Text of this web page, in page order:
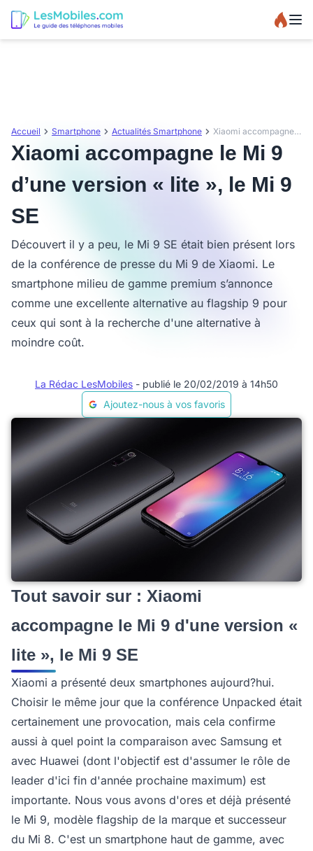
Accueil Smartphone Actualités Smartphone Xiaomi accompagne le Mi 9 d’une version « lite », le Mi 9 SE
Xiaomi accompagne le Mi 9
d’une version « lite », le Mi 9
SE
Découvert il y a peu, le Mi 9 SE était bien présent lors
de la conférence de presse du Mi 9 de Xiaomi. Le
smartphone milieu de gamme premium s’annonce
comme une excellente alternative au flagship 9 pour
ceux qui sont à la recherche d'une alternative à
moindre coût.
La Rédac LesMobiles - publié le 20/02/2019 à 14h50
Ajoutez-nous à vos favoris
Tout savoir sur : Xiaomi
accompagne le Mi 9 d'une version «
lite », le Mi 9 SE
Xiaomi a présenté deux smartphones aujourd?hui.
Choisir le même jour que la conférence Unpacked était
certainement une provocation, mais cela confirme
aussi à quel point la comparaison avec Samsung et
avec Huawei (dont l'objectif est d'assumer le rôle de
leader d'ici fin d'année prochaine maximum) est
importante. Nous vous avons d'ores et déjà présenté
le Mi 9, modèle flagship de la marque et successeur
du Mi 8. C'est un smartphone haut de gamme, avec